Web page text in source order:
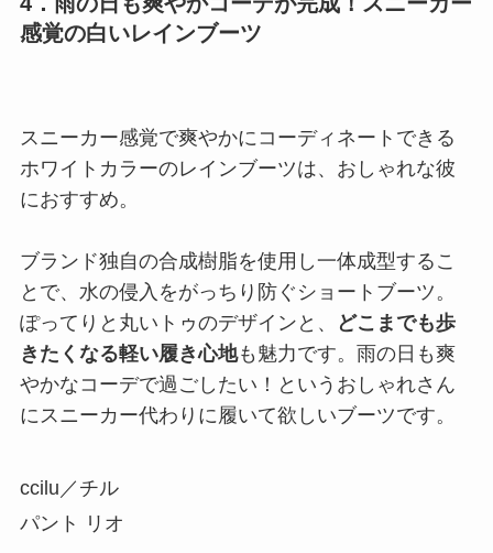
感覚の白いレインブーツ
スニーカー感覚で爽やかにコーディネートできる
ホワイトカラーのレインブーツは、おしゃれな彼
におすすめ。
ブランド独自の合成樹脂を使用し一体成型するこ
とで、水の侵入をがっちり防ぐショートブーツ。
ぽってりと丸いトゥのデザインと、
どこまでも歩
きたくなる軽い履き心地も魅力です。雨の日も爽
やかなコーデで過ごしたい！というおしゃれさん
にスニーカー代わりに履いて欲しいブーツです。
ccilu／チル
パント リオ